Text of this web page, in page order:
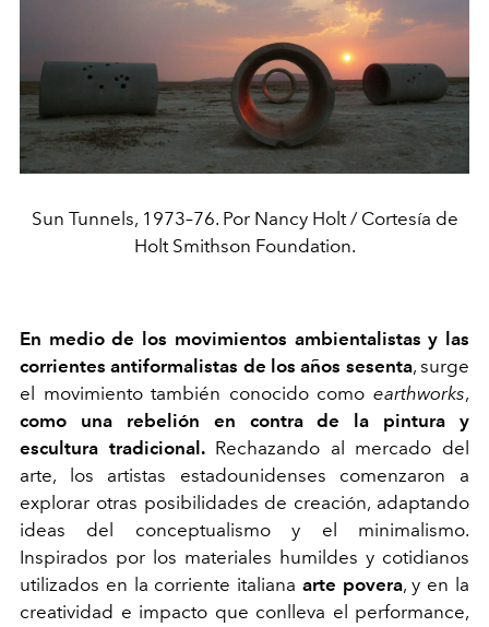
Sun Tunnels, 1973–76. Por Nancy Holt / Cortesía de
Holt Smithson Foundation.
En medio de los movimientos ambientalistas y las
corrientes antiformalistas de los años sesenta, surge
el movimiento también conocido como earthworks,
como una rebelión en contra de la pintura y
escultura tradicional.Rechazando al mercado del
arte, los artistas estadounidenses comenzaron a
explorar otras posibilidades de creación, adaptando
ideas del conceptualismo y el minimalismo.
Inspirados por los materiales humildes y cotidianos
utilizados en la corriente italiana arte povera, y en la
creatividad e impacto que conlleva el performance,